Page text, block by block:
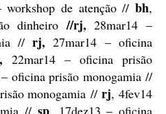
workshop de atenção //bh,
dinheiro//rj, 28mar14 –
//rj, 27mar14 – oficina
22mar14 – oficina prisão
oficina prisão monogamia //
monogamia //rj, 4fev14